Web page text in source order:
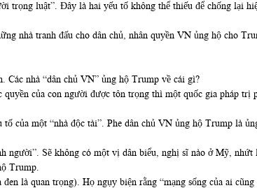
trọng luật”. Đây là hai yếu tố không thể thiếu để chống lại
nhà tranh đấu cho dân chủ, nhân quyền VN ủng hộ cho
Các nhà “dân chủ VN” ủng hộ Trump về cái gì?
của con người được tôn trọng thì một quốc gia pháp trị
của một “nhà độc tài”. Phe dân chủ VN ủng hộ Trump là
Sẽ không có một vị dân biểu, nghị sĩ nào ở Mỹ, nhứt
Trump.
là quan trọng). Họ ngụy biện rằng “mạng sống của ai cũng